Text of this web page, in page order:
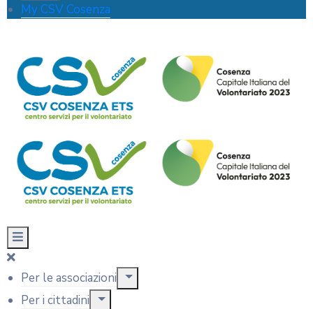
My CSV Cosenza
Per le associazioni
Per i cittadini